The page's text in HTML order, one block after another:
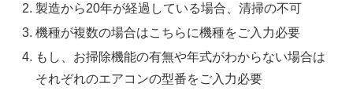
製造から20年が経過している場合、清掃の不可
機種が複数の場合はこちらに機種をご入力必要
もし、お掃除機能の有無や年式がわからない場合は
それぞれのエアコンの型番をご入力必要